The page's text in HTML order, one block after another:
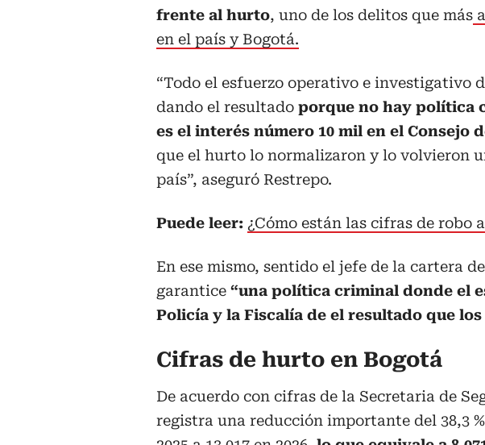
frente al hurto, uno de los delitos que más
en el país y Bogotá.
“Todo el esfuerzo operativo e investigativo
dando el resultado porque no hay política
es el interés número 10 mil en el Consejo
que el hurto lo normalizaron y lo volvieron
país”, aseguró Restrepo.
Puede leer: ¿Cómo están las cifras de robo
En ese mismo, sentido el jefe de la cartera
garantice “una política criminal donde el
Policía y la Fiscalía de el resultado que
Cifras de hurto en Bogotá
De acuerdo con cifras de la Secretaria de
registra una reducción importante del 38,3